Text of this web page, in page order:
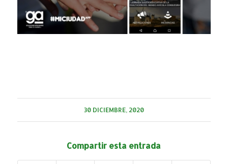
30 DICIEMBRE, 2020
Compartir esta entrada